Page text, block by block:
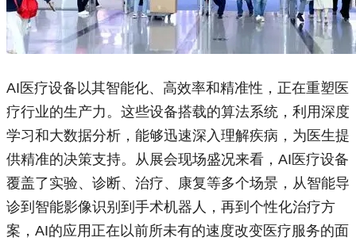
AI医疗设备以其智能化、高效率和精准性，正在重塑医
疗行业的生产力。这些设备搭载的算法系统，利用深度
学习和大数据分析，能够迅速深入理解疾病，为医生提
供精准的决策支持。从展会现场盛况来看，AI医疗设备
覆盖了实验、诊断、治疗、康复等多个场景，从智能导
诊到智能影像识别到手术机器人，再到个性化治疗方
案，AI的应用正在以前所未有的速度改变医疗服务的面